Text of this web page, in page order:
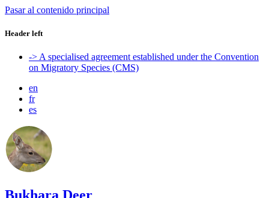
Pasar al contenido principal
Header left
-> A specialised agreement established under the Convention
on Migratory Species (CMS)
en
fr
es